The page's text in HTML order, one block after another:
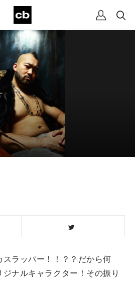
ラッパー！！？？だから何
ナルキャラクター！その振り